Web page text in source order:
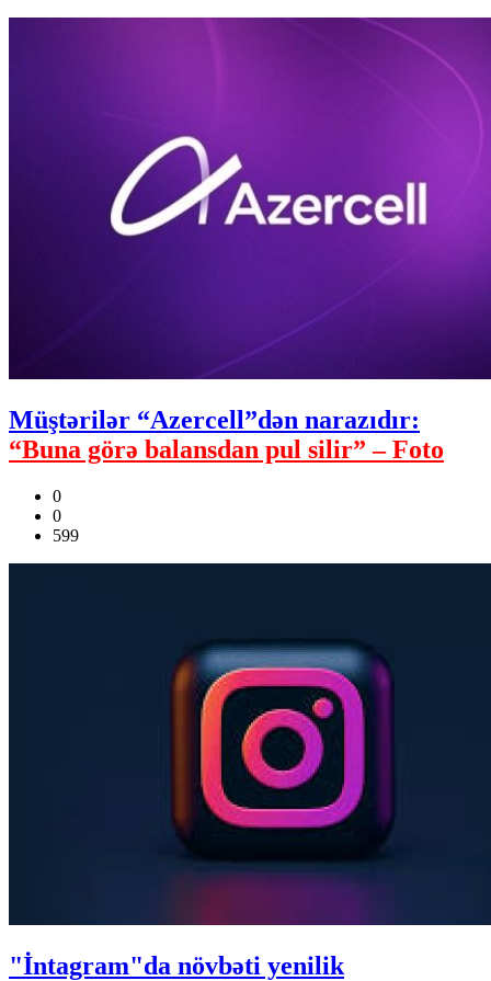
Müştərilər “Azercell”dən narazıdır:
“Buna görə balansdan pul silir” – Foto
0
0
599
"İntagram"da növbəti yenilik